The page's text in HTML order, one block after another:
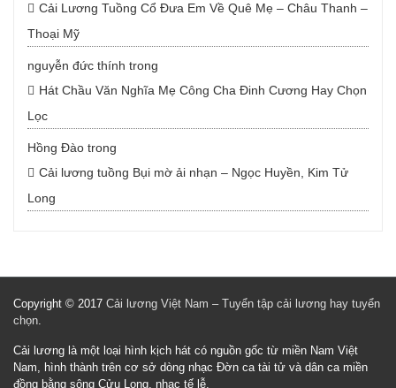
Cải Lương Tuồng Cổ Đưa Em Về Quê Mẹ – Châu Thanh –
Thoại Mỹ
nguyễn đức thính trong
Hát Chầu Văn Nghĩa Mẹ Công Cha Đinh Cương Hay Chọn
Lọc
Hồng Đào trong
Cải lương tuồng Bụi mờ ải nhạn – Ngọc Huyền, Kim Tử
Long
Copyright © 2017 Cải lương Việt Nam – Tuyển tập cải lương hay tuyển
chọn.
Cải lương là một loại hình kịch hát có nguồn gốc từ miền Nam Việt
Nam, hình thành trên cơ sở dòng nhạc Đờn ca tài tử và dân ca miền
đồng bằng sông Cửu Long, nhạc tế lễ.